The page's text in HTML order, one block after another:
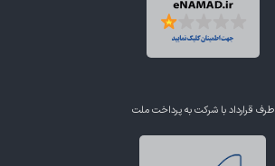
طرف قرارداد با شرکت به پرداخت ملت